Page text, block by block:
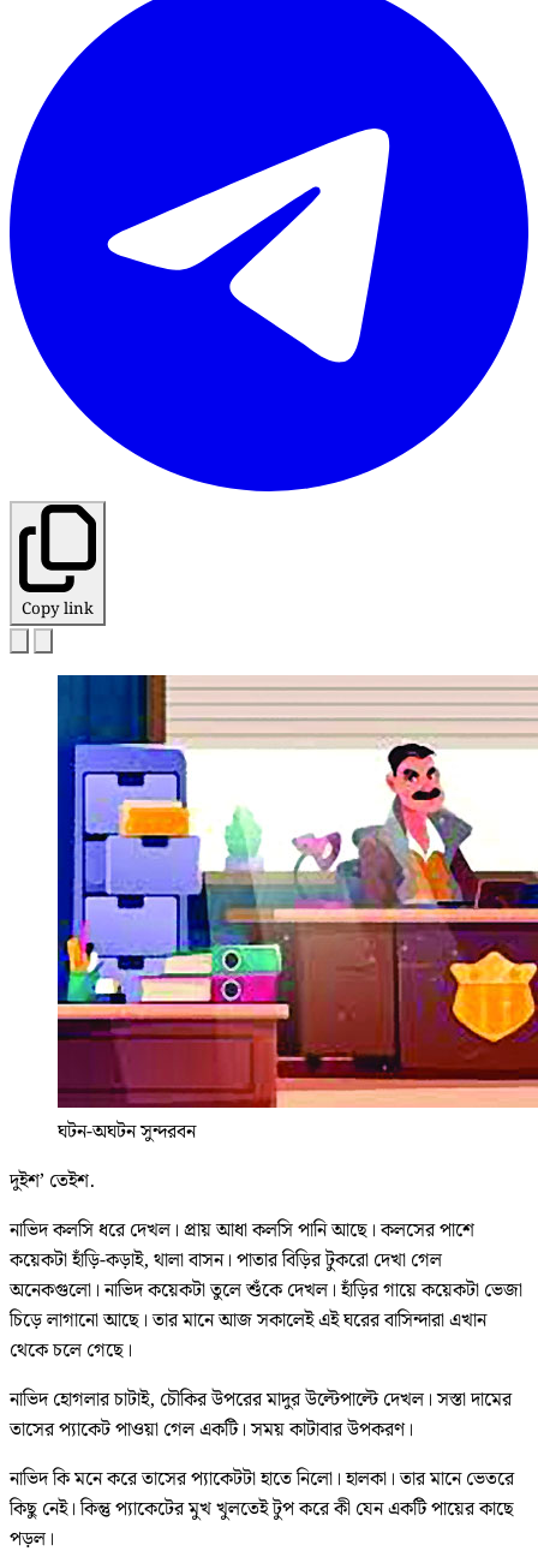
Copy link
ঘটন-অঘটন সুন্দরবন
দুইশ’ তেইশ.
নাভিদ কলসি ধরে দেখল। প্রায় আধা কলসি পানি আছে। কলসের পাশে
কয়েকটা হাঁড়ি-কড়াই, থালা বাসন। পাতার বিড়ির টুকরো দেখা গেল
অনেকগুলো। নাভিদ কয়েকটা তুলে শুঁকে দেখল। হাঁড়ির গায়ে কয়েকটা ভেজা
চিড়ে লাগানো আছে। তার মানে আজ সকালেই এই ঘরের বাসিন্দারা এখান
থেকে চলে গেছে।
নাভিদ হোগলার চাটাই, চৌকির উপরের মাদুর উল্টেপাল্টে দেখল। সস্তা দামের
তাসের প্যাকেট পাওয়া গেল একটি। সময় কাটাবার উপকরণ।
নাভিদ কি মনে করে তাসের প্যাকেটটা হাতে নিলো। হালকা। তার মানে ভেতরে
কিছু নেই। কিন্তু প্যাকেটের মুখ খুলতেই টুপ করে কী যেন একটি পায়ের কাছে
পড়ল।